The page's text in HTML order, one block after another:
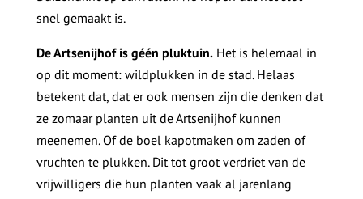
snel gemaakt is.
De Artsenijhof is géén pluktuin.Het is helemaal in
op dit moment: wildplukken in de stad. Helaas
betekent dat, dat er ook mensen zijn die denken dat
ze zomaar planten uit de Artsenijhof kunnen
meenemen. Of de boel kapotmaken om zaden of
vruchten te plukken. Dit tot groot verdriet van de
vrijwilligers die hun planten vaak al jarenlang